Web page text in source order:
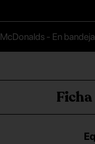
McDonalds - En
Ficha